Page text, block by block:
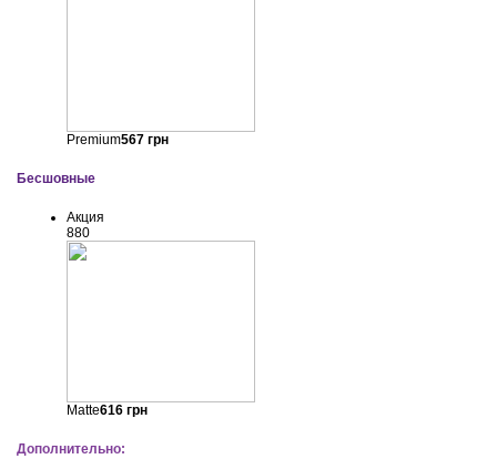
Premium567грн
Бесшовные
Акция
880
Matte616грн
Дополнительно: